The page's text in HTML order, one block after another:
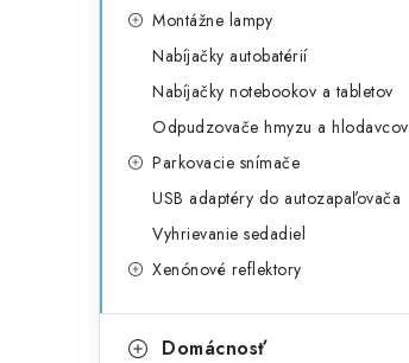
Montážne lampy
Nabíjačky autobatérií
Nabíjačky notebookov a tabletov
Odpudzovače hmyzu a hlodavcov
Parkovacie snímače
USB adaptéry do autozapaľovača
Vyhrievanie sedadiel
Xenónové reflektory
Domácnosť